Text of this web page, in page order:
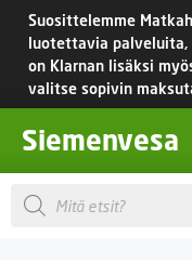
Siirry
sisältöön
Suosittelemme
luotettavia
on Klarnan lisäksi
valitse sopivin
Siemenvesa
Products
search